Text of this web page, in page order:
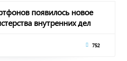
появилось новое
внутренних дел
752